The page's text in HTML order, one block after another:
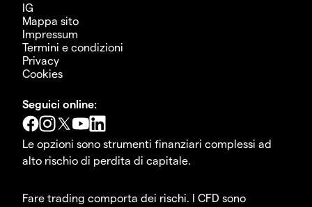
IG
Mappa sito
Impressum
Termini e condizioni
Privacy
Cookies
Seguici online:
Le opzioni sono strumenti finanziari complessi ad
alto rischio di perdita di capitale.
Fare trading comporta dei rischi. I CFD sono